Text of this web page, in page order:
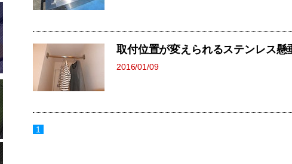
取付位置が変えられるステンレス懸
2016/01/09
1